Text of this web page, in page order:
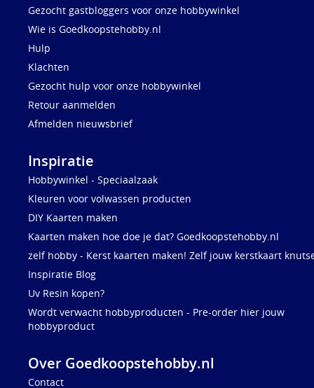
Gezocht gastbloggers voor onze hobbywinkel
Wie is Goedkoopstehobby.nl
Hulp
Klachten
Gezocht hulp voor onze hobbywinkel
Retour aanmelden
Afmelden nieuwsbrief
Inspiratie
Hobbywinkel - Speciaalzaak
Kleuren voor volwassen producten
DIY Kaarten maken
Kaarten maken hoe doe je dat? Goedkoopstehobby.nl
zelf hobby - Kerst kaarten maken! Zelf jouw kerstkaart
Inspiratie Blog
Uv Resin kopen?
Wordt verwacht hobbyproducten - Pre-order hier jouw
hobbyproduct
Over Goedkoopstehobby.nl
Contact